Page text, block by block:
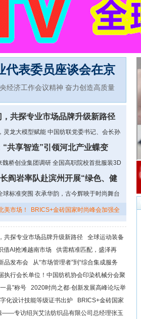
代表委员座谈会在京
经济工作会议精神 奋力创造高质量
共探专业市场品牌升级新路径
灵龙大模型赋能 中国纺联党委书记、会长孙
，开启“十五五”锦绣新征程
全国外贸工作会
在京召开
共享智造”引领河北产业蝶变
魏桥创业集团调研 全国高职院校首批服装3D
周刊 鼓干劲、明方向、启新程！2025中国
部大会召开
阎岩率队赴滨州开展“绿色、健
题调研
球标准突围 衣承华韵，古今辉映于时尚舞台
幕
美市场！
BRICS+金砖国家时尚峰会加强全
绒原料及制品进出口概况
共探专业市场品牌升级新路径
全球运动装备
中国纺联党委书记、会长孙瑞哲：把握趋
借AI抢滩越南市场
供需精准匹配，盛泽再
产业链供需对接订货会”圆满收官
“十四五”，
品发布会
从“市场管理者”到“综合集成服务
永荣锦江&意大利兰蒂奇集团，竞帆循环经
执行会长单位！中国纺机协会印染机械分会聚
发展不可忽视中国优势
印染行业受限电限产
县”称号
2020时尚之都·创新发展高峰论坛举
大学生时装周盛装启幕
化设计技能等级证书出炉
BRICS+金砖国家
术股份有限公司织造行业总经理齐志远：让
——专访绍兴艾法纺织品有限公司总经理张玉